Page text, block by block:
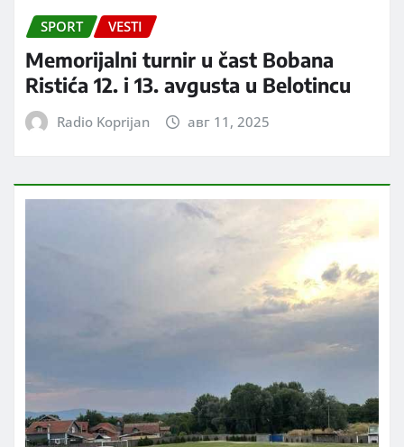
SPORT VESTI
Memorijalni turnir u čast Bobana
Ristića 12. i 13. avgusta u Belotincu
Radio Koprijan авг 11, 2025